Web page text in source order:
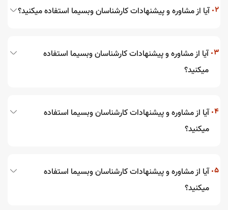
2 آیا از مشاوره و پیشنهادات کارشناسان وبسیما استفاده میکنید؟
3 آیا از مشاوره و پیشنهادات کارشناسان وبسیما استفاده
میکنید؟
4 آیا از مشاوره و پیشنهادات کارشناسان وبسیما استفاده
میکنید؟
5 آیا از مشاوره و پیشنهادات کارشناسان وبسیما استفاده
میکنید؟